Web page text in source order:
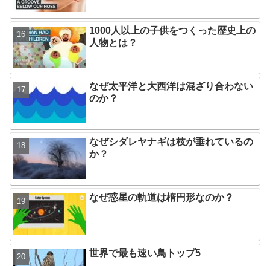
1000人以上の子供をつくった歴史上の
人物とは？
なぜ太平洋と大西洋は混ざり合わない
のか？
なぜシダレヤナギは枝が垂れているの
か？
なぜ惑星の軌道は楕円形なのか？
世界で最も速い鳥トップ5